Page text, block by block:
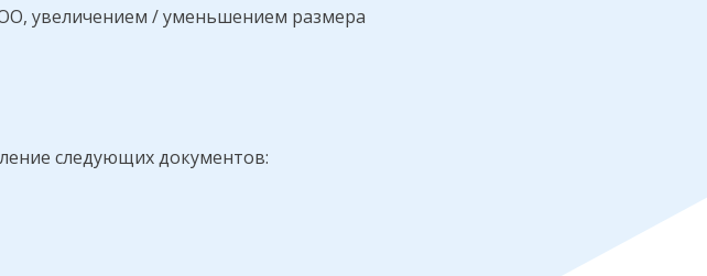
увеличением / уменьшением размера
следующих документов: